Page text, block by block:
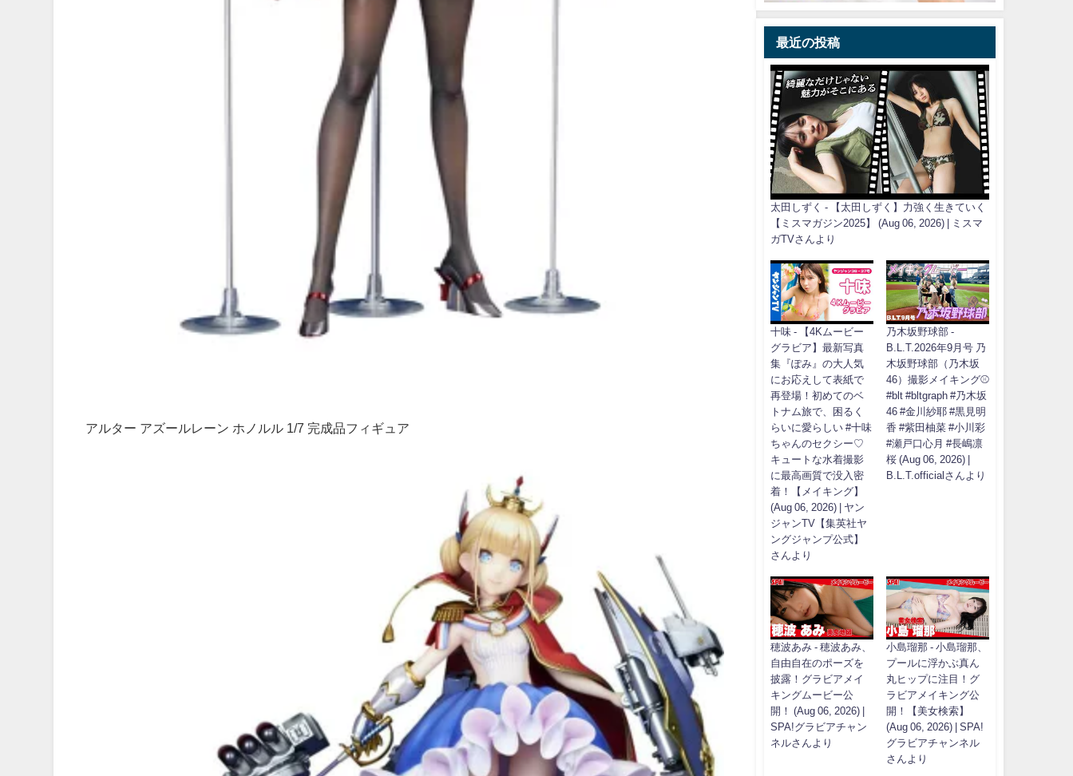
アルター アズールレーン ホノルル 1/7 完成品フィギュア
最近の投稿
太田しずく - 【太田しずく】力強く生きていく
【ミスマガジン2025】 (Aug 06, 2026) | ミスマ
ガTVさんより
十味 - 【4Kムービー
グラビア】最新写真
集『ぽみ』の大人気
にお応えして表紙で
再登場！初めてのベ
トナム旅で、困るく
らいに愛らしい #十味
ちゃんのセクシー♡
キュートな水着撮影
に最高画質で没入密
着！【メイキング】
(Aug 06, 2026) | ヤン
ジャンTV【集英社ヤ
ングジャンプ公式】
さんより
乃木坂野球部 -
B.L.T.2026年9月号 乃
木坂野球部（乃木坂
46）撮影メイキング⚾️
#blt #bltgraph #乃木坂
46 #金川紗耶 #黒見明
香 #紫田柚菜 #小川彩
#瀬戸口心月 #長嶋凛
桜 (Aug 06, 2026) |
B.L.T.officialさんより
穂波あみ - 穂波あみ、
自由自在のポーズを
披露！グラビアメイ
キングムービー公
開！ (Aug 06, 2026) |
SPA!グラビアチャン
ネルさんより
小島瑠那 - 小島瑠那、
プールに浮かぶ真ん
丸ヒップに注目！グ
ラビアメイキング公
開！【美女検索】
(Aug 06, 2026) | SPA!
グラビアチャンネル
さんより